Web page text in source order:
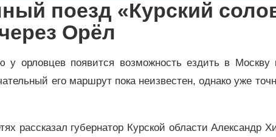
поезд «Курский
Орёл
у орловцев появится возможность ездить в
его маршрут пока неизвестен, однако уже
рассказал губернатор Курской области Александр